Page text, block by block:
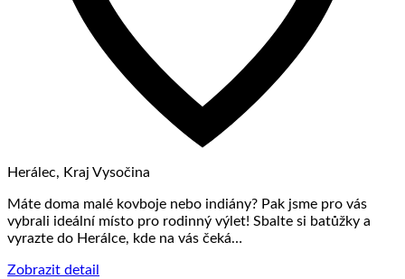
Herálec, Kraj Vysočina
Máte doma malé kovboje nebo indiány? Pak jsme pro vás
vybrali ideální místo pro rodinný výlet! Sbalte si batůžky a
vyrazte do Herálce, kde na vás čeká…
Zobrazit detail